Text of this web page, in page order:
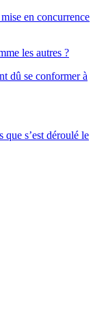
en concurrence
les autres ?
dû se conformer à
que s’est déroulé le